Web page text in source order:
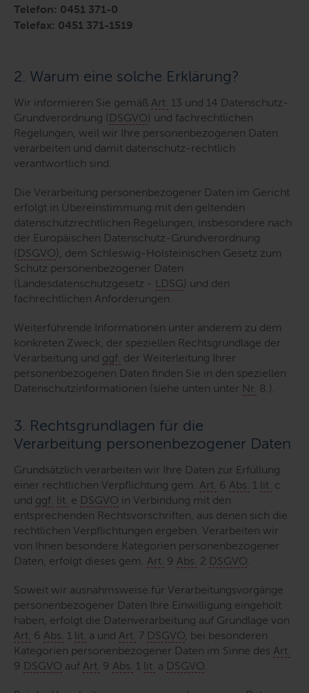
Telefon: 0451 371-0
Telefax: 0451 371-1519
2. Warum eine solche Erklärung?
Wir informieren Sie gemäß Art. 13 und 14 Datenschutz-
Grundverordnung (DSGVO) und fachrechtlichen
Regelungen, weil wir Ihre personenbezogenen Daten
verarbeiten und damit datenschutz-rechtlich
verantwortlich sind.
Die Verarbeitung personenbezogener Daten im Gericht
erfolgt in Übereinstimmung mit den geltenden
datenschutzrechtlichen Regelungen, insbesondere nach
der Europäischen Datenschutz-Grundverordnung
(DSGVO), dem Schleswig-Holsteinischen Gesetz zum
Schutz personenbezogener Daten
(Landesdatenschutzgesetz - LDSG) und den
fachrechtlichen Anforderungen.
Weiterführende Informationen unter anderem zu dem
konkreten Zweck, der speziellen Rechtsgrundlage der
Verarbeitung und ggf. der Weiterleitung Ihrer
personenbezogenen Daten finden Sie in den speziellen
Datenschutzinformationen (siehe unten unter Nr. 8.).
3. Rechtsgrundlagen für die
Verarbeitung personenbezogener Daten
Grundsätzlich verarbeiten wir Ihre Daten zur Erfüllung
einer rechtlichen Verpflichtung gem. Art. 6 Abs. 1 lit. c
und ggf. lit. e DSGVO in Verbindung mit den
entsprechenden Rechtsvorschriften, aus denen sich die
rechtlichen Verpflichtungen ergeben. Verarbeiten wir
von Ihnen besondere Kategorien personenbezogener
Daten, erfolgt dieses gem. Art. 9 Abs. 2 DSGVO
Soweit wir ausnahmsweise für Verarbeitungsvorgänge
personenbezogener Daten Ihre Einwilligung eingeholt
haben, erfolgt die Datenverarbeitung auf Grundlage von
Art. 6 Abs. 1 lit. a und Art. 7 DSGVO, bei besonderen
Kategorien personenbezogener Daten im Sinne des Art.
9 DSGVO auf Art. 9 Abs. 1 lit. a DSGVO